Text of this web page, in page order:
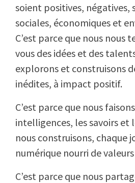
soient positives, négatives,
sociales, économiques et
C’est parce que nous nous
vous des idées et des
explorons et construisons
inédites, à impact positif.
C’est parce que nous
intelligences, les savoirs et
nous construisons, chaque
numérique nourri de
C’est parce que nous